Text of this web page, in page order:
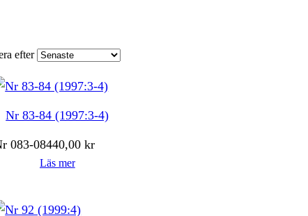
efter
Nr 83-84 (1997:3-4)
083-08440,00kr
Läs mer